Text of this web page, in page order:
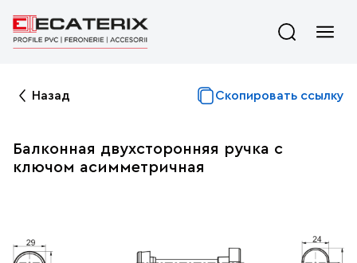
Назад Скопировать ссылку
Балконная двухсторонняя ручка с
ключом асимметричная